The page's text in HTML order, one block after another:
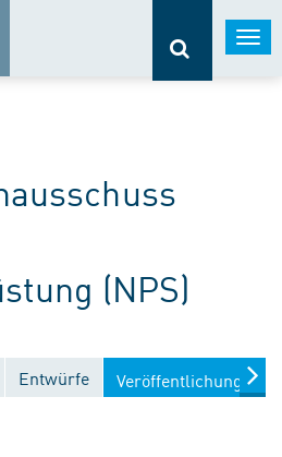
(NPS)
Entwürfe Veröffentlichungen